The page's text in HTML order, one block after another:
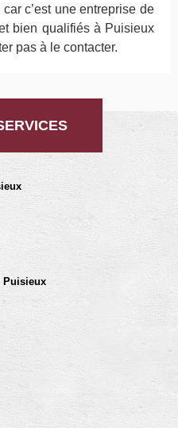
c’est une entreprise de
bien qualifiés à Puisieux
pas à le contacter.
Puisieux